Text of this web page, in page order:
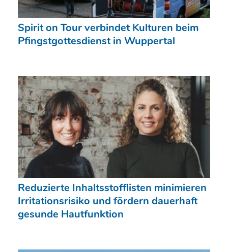
Spirit on Tour verbindet Kulturen beim
Pfingstgottesdienst in Wuppertal
Reduzierte Inhaltsstofflisten minimieren
Irritationsrisiko und fördern dauerhaft
gesunde Hautfunktion